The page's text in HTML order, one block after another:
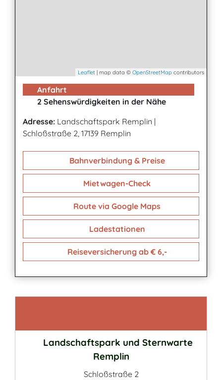
Leaflet | map data © OpenStreetMap contributors
Anfahrt
2 Sehenswürdigkeiten in der Nähe
Adresse: Landschaftspark Remplin |
Schloßstraße 2, 17139 Remplin
Bahnverbindung & Preise
Mietwagen-Check
Route via Google Maps
Ladestationen
Reiseversicherung ab € 6,-
Landschaftspark und Sternwarte
Remplin
Schloßstraße 2